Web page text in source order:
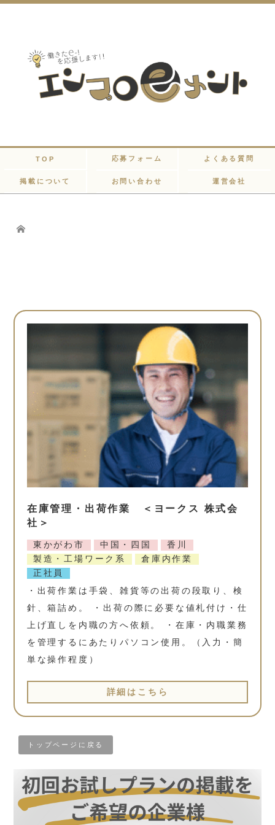
TOP 応募フォーム よくある質問
掲載について お問い合わせ 運営会社
Home
在庫管理・出荷作業 ＜ヨークス 株式会
社＞
東かがわ市 中国・四国
香川
製造・工場ワーク系
倉庫内作業
正社員
・出荷作業は手袋、雑貨等の出荷の段取り、検
針、箱詰め。 ・出荷の際に必要な値札付け・仕
上げ直しを内職の方へ依頼。 ・在庫・内職業務
を管理するにあたりパソコン使用。（入力・簡
単な操作程度）
詳細はこちら
トップページに戻る